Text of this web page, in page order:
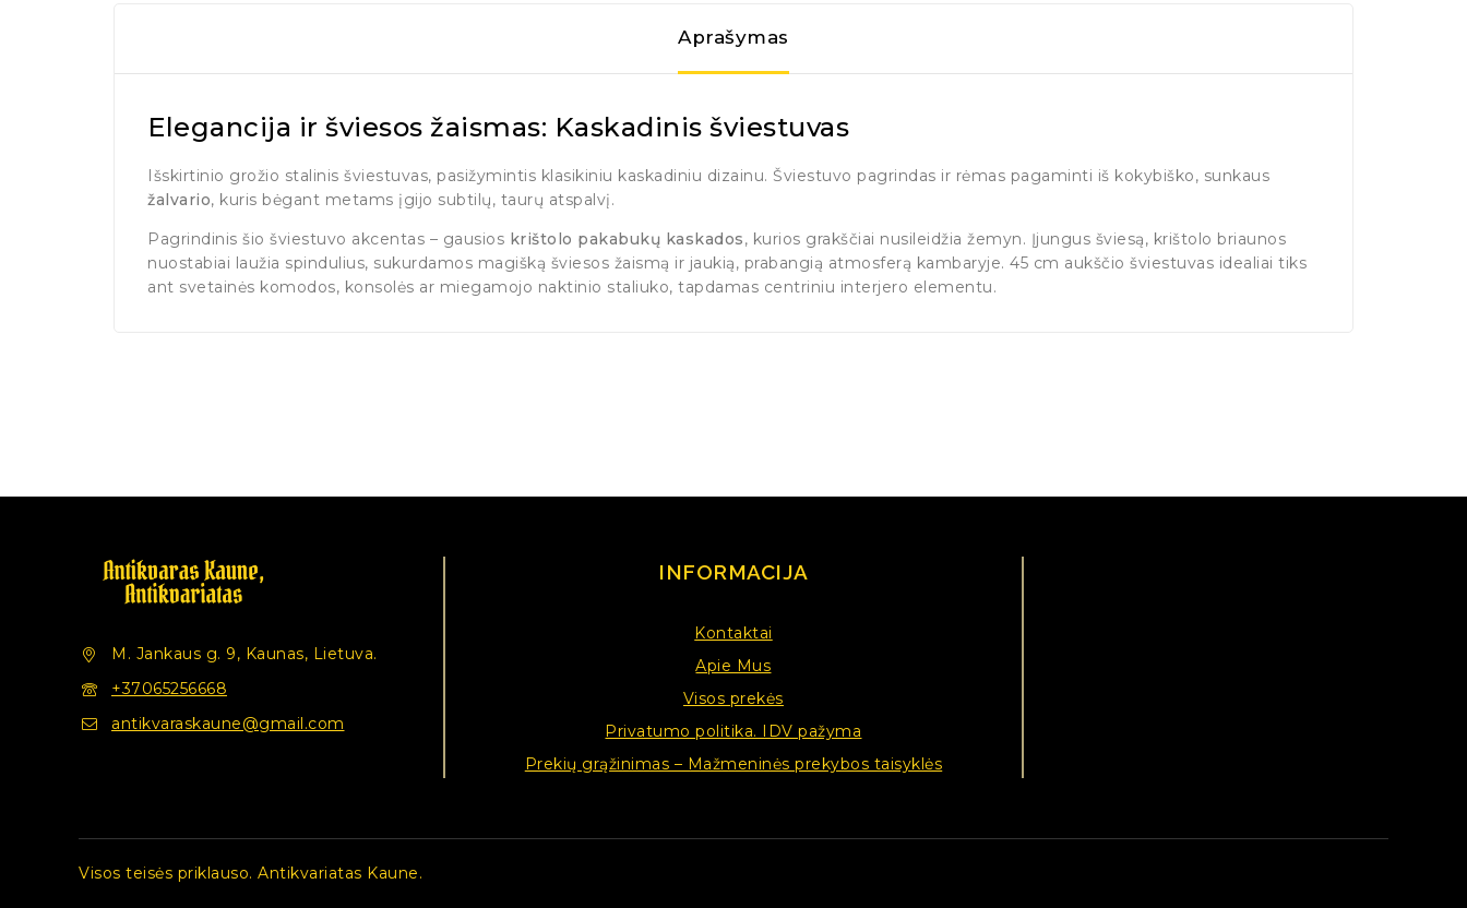
Aprašymas
Elegancija ir šviesos žaismas: Kaskadinis šviestuvas
Išskirtinio grožio stalinis šviestuvas, pasižymintis klasikiniu kaskadiniu dizainu. Šviestuvo pagrindas ir rėmas pagaminti iš kokybiško, sunkaus
žalvario, kuris bėgant metams įgijo subtilų, taurų atspalvį.
Pagrindinis šio šviestuvo akcentas – gausios krištolo pakabukų kaskados, kurios grakščiai nusileidžia žemyn. Įjungus šviesą, krištolo briaunos
nuostabiai laužia spindulius, sukurdamos magišką šviesos žaismą ir jaukią, prabangią atmosferą kambaryje. 45 cm aukščio šviestuvas idealiai tiks
ant svetainės komodos, konsolės ar miegamojo naktinio staliuko, tapdamas centriniu interjero elementu.
M. Jankaus g. 9, Kaunas, Lietuva.
+37065256668
antikvaraskaune@gmail.com
INFORMACIJA
Kontaktai
Apie Mus
Visos prekės
Privatumo politika. IDV pažyma
Prekių grąžinimas – Mažmeninės prekybos taisyklės
Visos teisės priklauso. Antikvariatas Kaune.